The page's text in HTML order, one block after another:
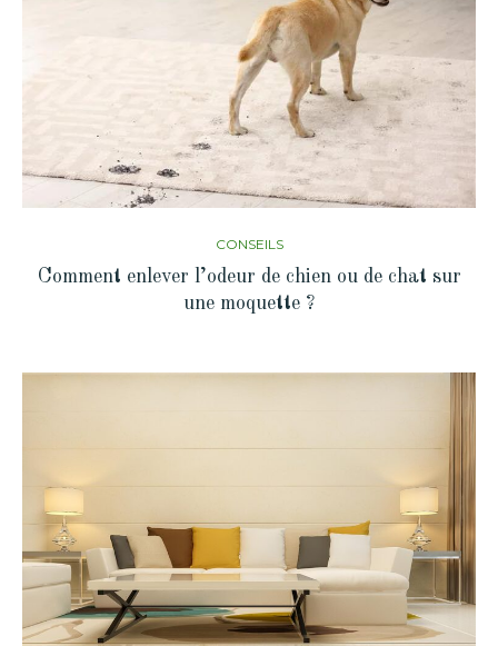
CONSEILS
Comment enlever l’odeur de chien ou de chat sur
une moquette ?